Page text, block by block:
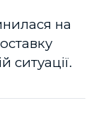
на
ситуації.